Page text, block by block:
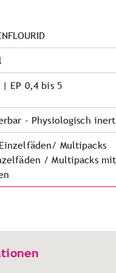
| EP 0,4 bis 5
- Physiologisch inert
Multipacks
/ Multipacks